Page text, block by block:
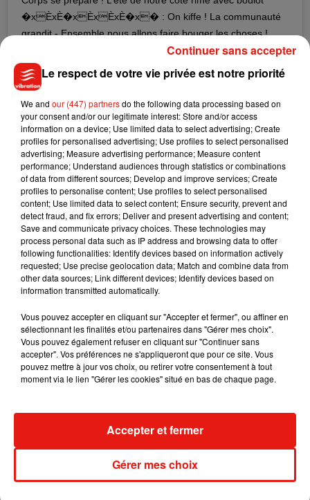
�xÈxÈ‍�xÈxÈxÈ‍�x� : On kiffe ! La communauté
grandit - Ensemble nous allons faire bouger les choses !
�x� Join The mouvement �x"Èx #gardetoncorps
#digitalmarketingexpert #numerique #digitalstrategy
#femmedinfluence #community #media #entrepreneuse
#femaleleadership #feminisme #positif #toutestpossible
#succes #goodvibes #motivation #opportunite #changement
#entrepreunarial #frenchtech #reussir #numerique
#feminismisforeverybody #picoftheday #startup
#womenchangingtheworld #socialmedia #womenpowerment
Une publication partagée parGarde Ton Corps(@gardetoncorps) le
Bonne nouvelle pour les hypocondriaques !
Si vous l’êtes ou si l’un de vos proches l’est, vous savez qu’un
petit bobo peut se transformer en hospitalisation. Mais plus
pour longtemps !Des chercheursviennent d’inventer un
pansement qui pourrait nous rendre bien des services :
classique en apparence, ce pansement est en réalité très
intelligent puisqu'il détecte les infections en seulement 4
heures.
Et mieux encore, non seulement il détecte, mais il mesure
aussi l’intensité de l’infection et en fonction, le pansement
testé et il fonctionne. Quelques essais supplémentaires sont
cependant nécessaires avant une éventuelle
commercialisation.
Le respect de votre vie privée est notre priorité
We and our (447) partnersdo the following data processing based on
your consent and/or our legitimate interest: Store and/or access
information on a device; Use limited data to select advertising; Create
profiles for personalised advertising; Use profiles to select personalised
advertising; Measure advertising performance; Measure content
performance; Understand audiences through statistics or combinations
of data from different sources; Develop and improve services; Create
profiles to personalise content; Use profiles to select personalised
content; Use limited data to select content; Ensure security, prevent and
detect fraud, and fix errors; Deliver and present advertising and content;
Save and communicate privacy choices. These technologies may
process personal data such as IP address and browsing data to offer
following functionalities: Identify devices based on information actively
requested; Use precise geolocation data; Match and combine data from
other data sources; Link different devices; Identify devices based on
information transmitted automatically.
Vous pouvez accepter en cliquant sur "Accepter et fermer", ou affiner en
sélectionnant les finalités et/ou partenaires dans "Gérer mes choix".
Vous pouvez également refuser en cliquant sur "Continuer sans
accepter". Vos préférences ne s'appliqueront que pour ce site. Vous
pouvez mettre à jour vos choix, ou retirer votre consentement à tout
moment via le lien "Gérer les cookies" situé en bas de chaque page.
Gérer mes choix
Accepter et fermer
Continuer sans accepter